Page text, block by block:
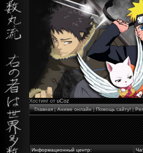
Хостинг отuCoz
Главная|Аниме онлайн|Помощь сайту!|
Информационный центр: